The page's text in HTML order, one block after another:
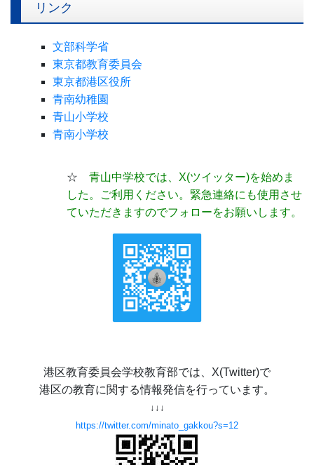
リンク
文部科学省
東京都教育委員会
東京都港区役所
青南幼稚園
青山小学校
青南小学校
☆ 青山中学校では、X(ツイッター)を始めま
した。ご利用ください。緊急連絡にも使用させ
ていただきますのでフォローをお願いします。
港区教育委員会学校教育部では、X(Twitter)で
港区の教育に関する情報発信を行っています。
↓↓↓
https://twitter.com/minato_gakkou?s=12